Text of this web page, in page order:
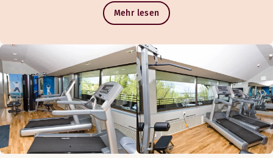
Mehr lesen